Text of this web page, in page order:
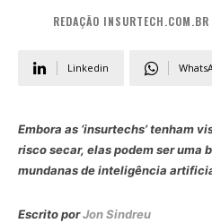
REDAÇÃO INSURTECH.COM.BR
Linkedin
Embora as ‘insurtechs’ tenham
risco secar, elas podem ser uma
mundanas de inteligência
Escrito porJon Sindreu